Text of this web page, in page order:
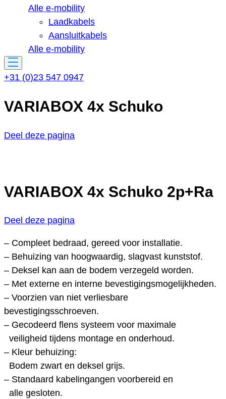
Alle e-mobility
Laadkabels
Aansluitkabels
Alle e-mobility
+31 (0)23 547 0947
VARIABOX 4x Schuko
Deel deze pagina
VARIABOX 4x Schuko 2p+Ra
Deel deze pagina
– Compleet bedraad, gereed voor installatie.
– Behuizing van hoogwaardig, slagvast kunststof.
– Deksel kan aan de bodem verzegeld worden.
– Met externe en interne bevestigingsmogelijkheden.
– Voorzien van niet verliesbare
bevestigingsschroeven.
– Gecodeerd flens systeem voor maximale
veiligheid tijdens montage en onderhoud.
– Kleur behuizing:
Bodem zwart en deksel grijs.
– Standaard kabelingangen voorbereid en
alle gesloten.